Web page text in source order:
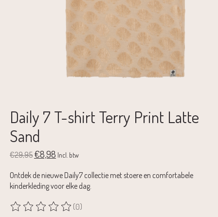
Daily 7 T-shirt Terry Print Latte
Sand
€29,95 €8,98 Incl. btw
Ontdek de nieuwe Daily7 collectie met stoere en comfortabele
kinderkleding voor elke dag.
De beoordeling van dit product is
(0)